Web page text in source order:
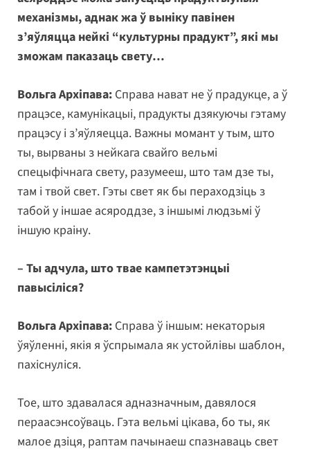
механізмы, аднак жа ў выніку павінен
з’яўляцца нейкі “культурны прадукт”, які мы
зможам паказаць свету…
Вольга Архіпава: Справа нават не ў прадукце, а ў
працэсе, камунікацыі, прадукты дзякуючы гэтаму
працэсу і з’яўляецца. Важны момант у тым, што
ты, вырваны з нейкага свайго вельмі
спецыфічнага свету, разумееш, што там дзе ты,
там і твой свет. Гэты свет як бы пераходзіць з
табой у іншае асяроддзе, з іншымі людзьмі ў
іншую краіну.
– Ты адчула, што твае кампетэтэнцыі
павысіліся?
Вольга Архіпава: Справа ў іншым: некаторыя
ўяўленні, якія я ўспрымала як устойлівы шаблон,
пахіснуліся.
Тое, што здавалася адназначным, давялося
пераасэнсоўваць. Гэта вельмі цікава, бо ты, як
малое дзіця, раптам пачынаеш спазнаваць свет